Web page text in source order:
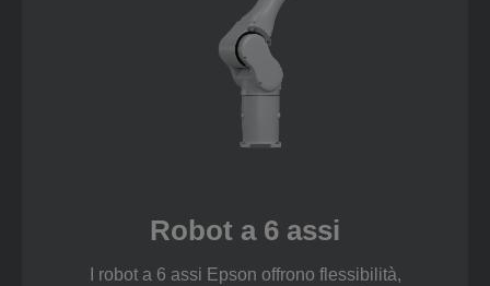
Robot a 6 assi
I robot a 6 assi Epson offrono flessibilità,